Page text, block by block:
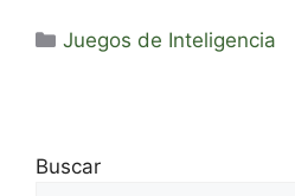
Categorías
Juegos de Inteligencia
Buscar